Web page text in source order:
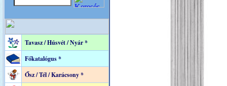
Tavasz / Húsvét / Nyár *
Főkatalógus *
Ősz / Tél / Karácsony *